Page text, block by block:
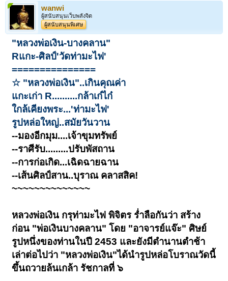
wanwi
ผู้สนับสนุนเว็บพลังจิต
ผู้สนับสนุนพิเศษ
"หลวงพ่อเงิน-บางคลาน"
Rแกะ-ศิลป์'วัดท่ามะไฟ'
===============
☆ "หลวงพ่อเงิน"..เกินคุณค่า
แกะเก่า R..........กล้าเก๋ไก๋
ใกล้เคียงพระ...'ท่ามะไฟ'
รูปหล่อใหญ่..สมัยวันวาน
--มองอีกมุม....เจ้าขุมทรัพย์
--ราศีรับ.........ปรับพัสถาน
--การก่อเกิด...เฉิดฉายฉาน
--เส้นศิลป์สาน..บุราณ คลาสสิค!
~~~~~~~~~~~~~~
หลวงพ่อเงิน กรุท่ามะไฟ พิจิตร ร่ำลือกันว่า สร้าง
ก่อน "พ่อเงินบางคลาน" โดย "อาจารย์แจ๊ะ" ศิษย์
รูปหนึ่งของท่านในปี 2453 และยังมีตำนานตำช้า
เล่าต่อไปว่า "หลวงพ่อเงิน"ได้นำรูปหล่อโบราณวัดนี้
ขึ้นถวายล้นเกล้า รัชกาลที่ ๖